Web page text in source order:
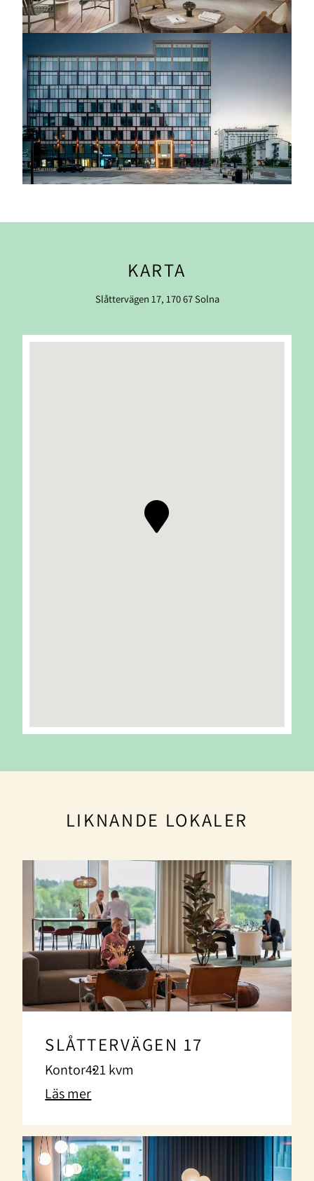
KARTA
Slåttervägen 17, 170 67 Solna
LIKNANDE LOKALER
SLÅTTERVÄGEN 17
421 kvm
Kontor
Läs mer